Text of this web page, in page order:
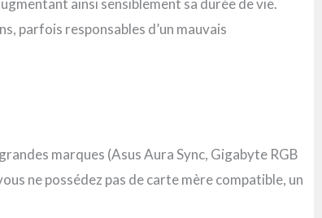
ainsi sensiblement sa durée de vie.
parfois responsables d’un mauvais
marques (Asus Aura Sync, Gigabyte RGB
ne possédez pas de carte mère compatible, un